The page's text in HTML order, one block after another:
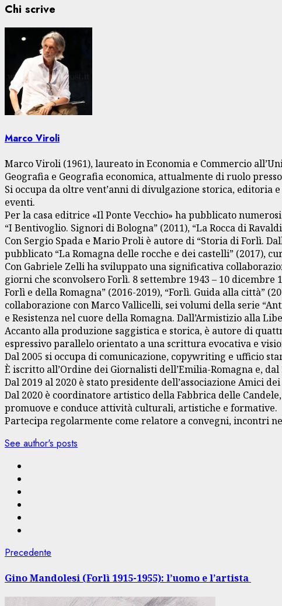
Chi scrive
Marco Viroli
Marco Viroli (1961), laureato in Economia e Commercio
Geografia e Geografia economica, attualmente di ruolo
Si occupa da oltre vent’anni di divulgazione storica,
eventi.
Per la casa editrice «Il Ponte Vecchio» ha pubblicato
“I Bentivoglio. Signori di Bologna” (2011), “La Rocca di
Con Sergio Spada e Mario Proli è autore di “Storia di Forlì.
pubblicato “La Romagna delle rocche e dei castelli” (2017),
Con Gabriele Zelli ha sviluppato una significativa
giorni che sconvolsero Forlì. 8 settembre 1943 – 10
Forlì e della Romagna” (2016-2019), “Forlì. Guida alla città”
collaborazione con Marco Vallicelli, sei volumi della serie
e Resistenza nel cuore della Romagna. Dall’Armistizio alla
Accanto alla produzione saggistica e storica, è autore di
espressivo parallelo orientato a una scrittura evocativa e
Dal 2005 si occupa di comunicazione, copywriting e ufficio
È iscritto all’Ordine dei Giornalisti dell’Emilia-Romagna e,
Dal 2019 al 2020 è stato presidente dell’associazione Amici
Dal 2020 è coordinatore artistico della Fabbrica delle
promuove e conduce attività culturali, artistiche e formative.
Partecipa regolarmente come relatore a convegni, incontri
See author's posts
Navigazione
articolo
Precedente
Gino Mandolesi (Forlì 1915-1955): l’uomo e l’artista